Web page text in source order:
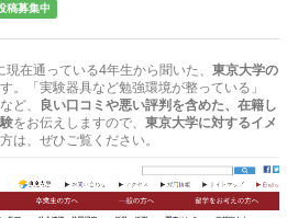
稿募集中
在通っている4年生から聞いた、 東京大学の
。「実験器具など勉強環境が整っている」
ど、
良い口コミや悪い評判を含めた、在籍し
をお伝えしますので、 東京大学に対するイメ
は、ぜひご覧ください。